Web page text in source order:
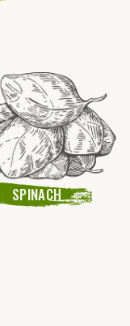
SPINACH